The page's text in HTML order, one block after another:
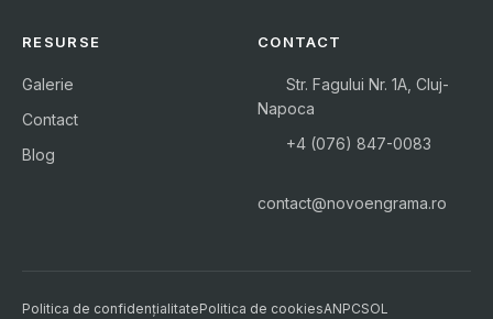
RESURSE
Galerie
Contact
Blog
CONTACT
Str. Fagului Nr. 1A, Cluj-
Napoca
+4 (076) 847-0083
contact@novoengrama.ro
Politica de confidențialitatePolitica de cookiesANPCSOL